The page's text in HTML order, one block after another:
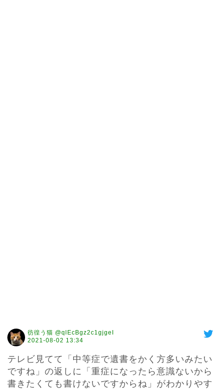
彷徨う猫 @qlEcBgz2c1gjgeI
2021-08-02 13:34
テレビ見てて「中等症で遺書をかく方多いみたい
ですね」の返しに「重症になったら意識ないから
書きたくても書けないですからね」がわかりやす